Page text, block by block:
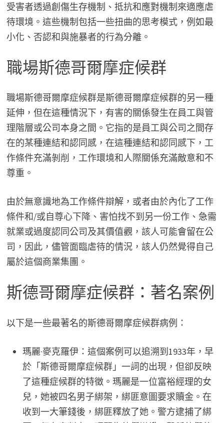
受害者透過創傷生存機制、抵抗和應對機制來適應虐
待環境。這些機制包括一些扭曲的思考模式，例如最
小化、否認和與施暴者的行為分離。
職場斯德哥爾摩症候群
職場斯德哥爾摩症候群是斯德哥爾摩症候群的另一種
延伸，但在這種情況下，有害的關係發生在員工與管
理階層或公司本身之間。它指的是員工與公司之間存
在的某種連結和認同感，在這種連結和認同感下，工
作條件充滿剝削，工作環境和人際關係充滿敵意和不
尊重。
由於無意識地為工作條件辯解，或者由於內化了工作
條件和/或自尊心下降、害怕找不到另一份工作、急需
就業或過度認同公司及其價值觀，該人可能會留在公
司，因此，儘管面臨虐待的情況，該人仍然覺得自己
屬於這個商業集團。
斯德哥爾摩症候群：著名案例
以下是一些最著名的斯德哥爾摩症候群病例：
瑪麗·麥克羅伊：這個案例可以追溯到1933年，早
於「斯德哥爾摩症候群」一詞的出現，但卻反映
了這種症候群的特徵。瑪麗是一位富裕經理的女
兒，她被四名男子綁架，綁匪意圖要求贖金。在
收到一大筆錢後，綁匪釋放了她。警方逮捕了綁